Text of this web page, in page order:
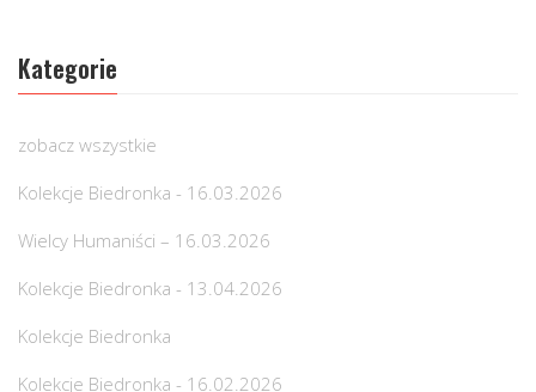
Kategorie
zobacz wszystkie
Kolekcje Biedronka - 16.03.2026
Wielcy Humaniści – 16.03.2026
Kolekcje Biedronka - 13.04.2026
Kolekcje Biedronka
Kolekcje Biedronka - 16.02.2026